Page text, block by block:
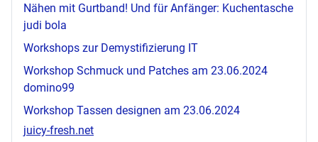
Nähen mit Gurtband! Und für Anfänger: Kuchentasche
judi bola
Workshops zur Demystifizierung IT
Workshop Schmuck und Patches am 23.06.2024
domino99
Workshop Tassen designen am 23.06.2024
juicy-fresh.net